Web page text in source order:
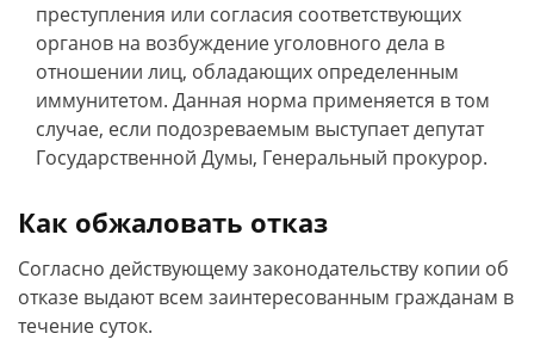
преступления или согласия соответствующих
органов на возбуждение уголовного дела в
отношении лиц, обладающих определенным
иммунитетом. Данная норма применяется в том
случае, если подозреваемым выступает депутат
Государственной Думы, Генеральный прокурор.
Как обжаловать отказ
Согласно действующему законодательству копии об
отказе выдают всем заинтересованным гражданам в
течение суток.